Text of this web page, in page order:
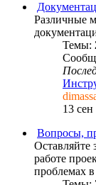
Различные
Темы:
13
Вопросы,
Оставляйте
работе
проблемах в